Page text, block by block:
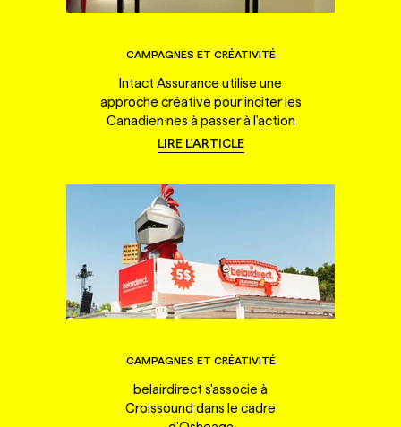
CAMPAGNES ET CRÉATIVITÉ
Intact Assurance utilise une
approche créative pour inciter les
Canadien·nes à passer à l'action
LIRE L'ARTICLE
CAMPAGNES ET CRÉATIVITÉ
belairdirect s'associe à
Croissound dans le cadre